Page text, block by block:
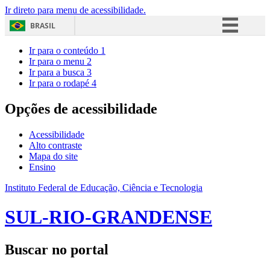
Ir direto para menu de acessibilidade.
BRASIL
Acesso à informação
Ir para o conteúdo 1
Ir para o menu 2
Ir para a busca 3
Ir para o rodapé 4
Opções de acessibilidade
Acessibilidade
Alto contraste
Mapa do site
Ensino
Instituto Federal de Educação, Ciência e Tecnologia
SUL-RIO-GRANDENSE
Buscar no portal